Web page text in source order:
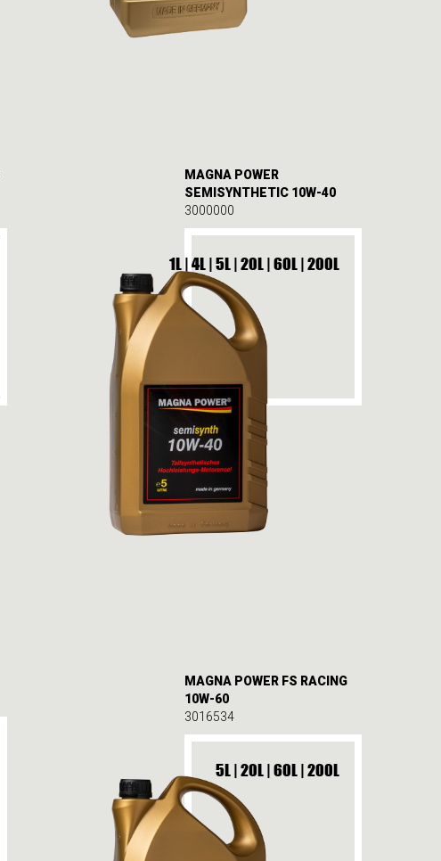
MAGNA POWER
SEMISYNTHETIC 10W-40
3000000
1L | 4L | 5L | 20L | 60L | 200L
MAGNA POWER FS RACING
10W-60
3016534
5L | 20L | 60L | 200L